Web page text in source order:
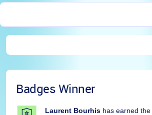
Badges Winner
Laurent Bourhis has earned